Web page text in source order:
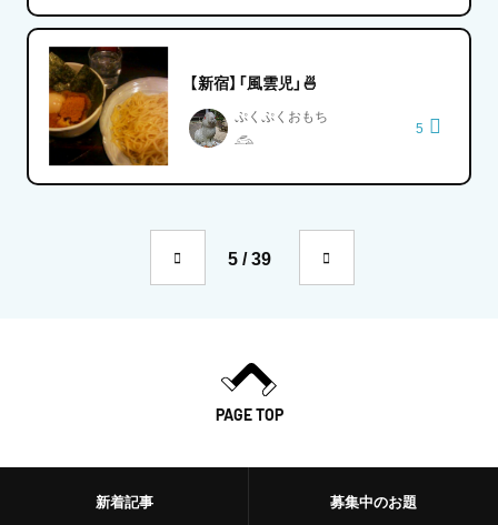
【新宿】「風雲児」🍜
ぷくぷくおもち
𓃹
5
5 / 39
PAGE TOP
新着記事 募集中のお題